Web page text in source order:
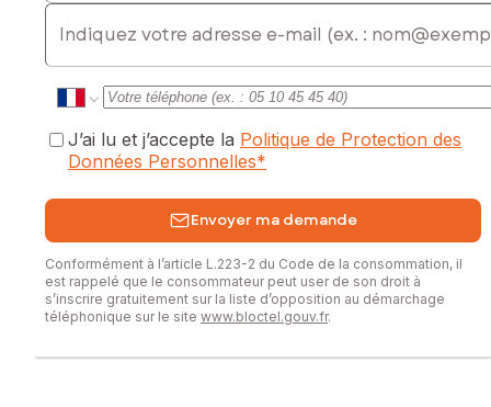
E-mail
J’ai lu et j’accepte la Politique de Protection des
Données Personnelles*
Envoyer ma demande
Conformément à l’article L.223-2 du Code de la consommation, il
est rappelé que le consommateur peut user de son droit à
s’inscrire gratuitement sur la liste d’opposition au démarchage
téléphonique sur le site www.bloctel.gouv.fr.